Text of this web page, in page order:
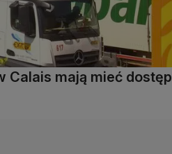
Calais mają mieć dostęp